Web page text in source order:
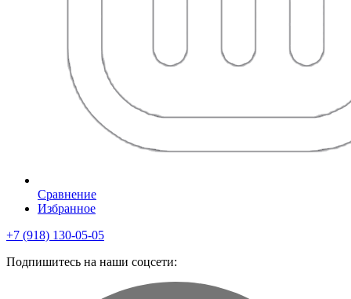
Сравнение
Избранное
+7 (918) 130-05-05
Подпишитесь на наши соцсети: